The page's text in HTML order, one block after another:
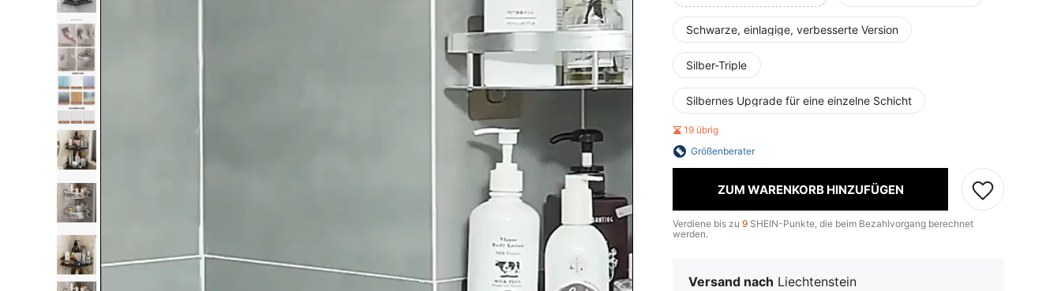
Schwarze, einlagige, verbesserte Version
Silber-Triple
Silbernes Upgrade für eine einzelne Schicht
19 übrig
Größenberater
ZUM WARENKORB HINZUFÜGEN
Verdiene bis zu 9 SHEIN-Punkte, die beim Bezahlvorgang berechnet
werden.
Versand nach Liechtenstein